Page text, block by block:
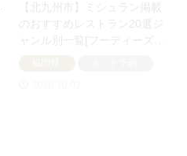
【北九州市】ミシュラン掲載
のおすすめレストラン20選ジ
ャンル別一覧[フーディーズ…